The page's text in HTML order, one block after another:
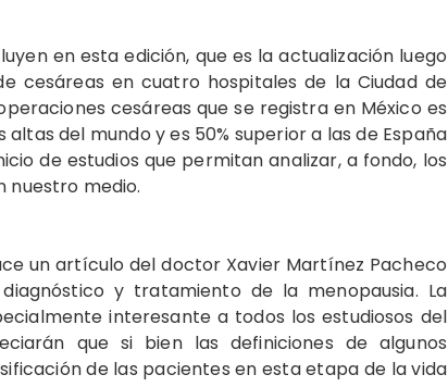
en esta edición, que es la actualización luego
cesáreas en cuatro hospitales de la Ciudad de
cesáreas que se registra en México es
del mundo y es 50% superior a las de España
de estudios que permitan analizar, a fondo, los
medio.
un artículo del doctor Xavier Martínez Pacheco
y tratamiento de la menopausia. La
interesante a todos los estudiosos del
que si bien las definiciones de algunos
de las pacientes en esta etapa de la vida